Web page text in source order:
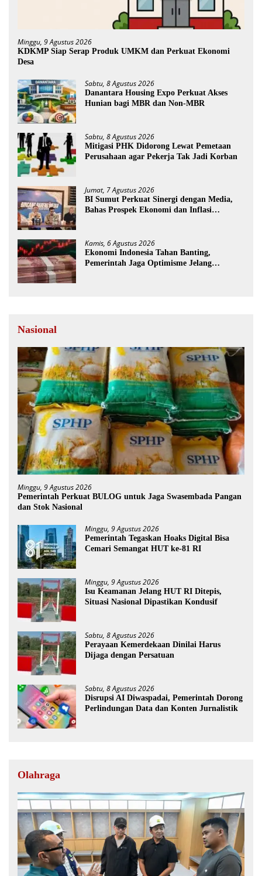
Minggu, 9 Agustus 2026
KDKMP Siap Serap Produk UMKM dan Perkuat Ekonomi
Desa
Sabtu, 8 Agustus 2026
Danantara Housing Expo Perkuat Akses
Hunian bagi MBR dan Non-MBR
Sabtu, 8 Agustus 2026
Mitigasi PHK Didorong Lewat Pemetaan
Perusahaan agar Pekerja Tak Jadi Korban
Jumat, 7 Agustus 2026
BI Sumut Perkuat Sinergi dengan Media,
Bahas Prospek Ekonomi dan Inflasi
Kamis, 6 Agustus 2026
Ekonomi Indonesia Tahan Banting,
Pemerintah Jaga Optimisme Jelang
Nasional
Minggu, 9 Agustus 2026
Pemerintah Perkuat BULOG untuk Jaga Swasembada Pangan
dan Stok Nasional
Minggu, 9 Agustus 2026
Pemerintah Tegaskan Hoaks Digital Bisa
Cemari Semangat HUT ke-81 RI
Minggu, 9 Agustus 2026
Isu Keamanan Jelang HUT RI Ditepis,
Situasi Nasional Dipastikan Kondusif
Sabtu, 8 Agustus 2026
Perayaan Kemerdekaan Dinilai Harus
Dijaga dengan Persatuan
Sabtu, 8 Agustus 2026
Disrupsi AI Diwaspadai, Pemerintah Dorong
Perlindungan Data dan Konten Jurnalistik
Olahraga